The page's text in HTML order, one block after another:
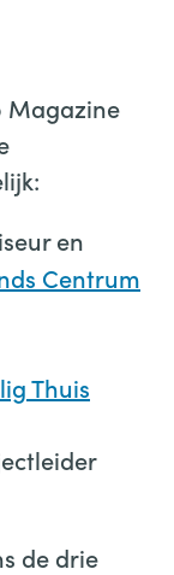
Magazine
en
Centrum
Thuis
de drie